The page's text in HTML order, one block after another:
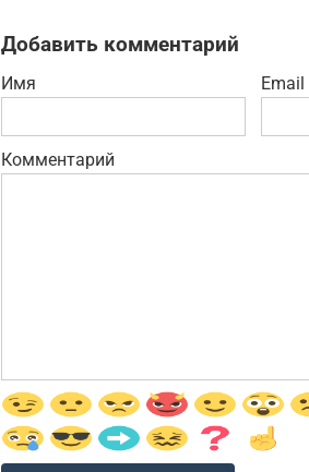
Добавить комментарий
Имя Email
Комментарий